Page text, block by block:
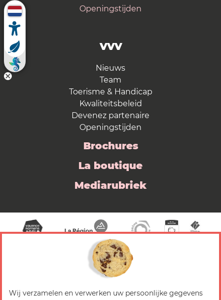
Openingstijden
VVV
Nieuws
Team
Toerisme & Handicap
Kwaliteitsbeleid
Devenez partenaire
Openingstijden
Brochures
La boutique
Mediarubriek
© 2026 Valence Romans Tourisme — Alle rechten
Wij verzamelen en verwerken uw persoonlijke gegevens